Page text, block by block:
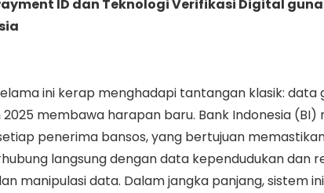
ID dan Teknologi Verifikasi Digital
ini kerap menghadapi tantangan klasik: data
membawa harapan baru. Bank Indonesia
penerima bansos, yang bertujuan
langsung dengan data kependudukan dan
manipulasi data. Dalam jangka panjang, sistem